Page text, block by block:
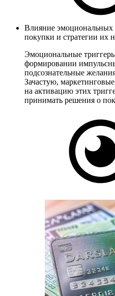
Влияние эмоциональных
покупки и стратегии их
Эмоциональные
формировании
подсознательные
Зачастую,
на активацию этих
принимать решения о